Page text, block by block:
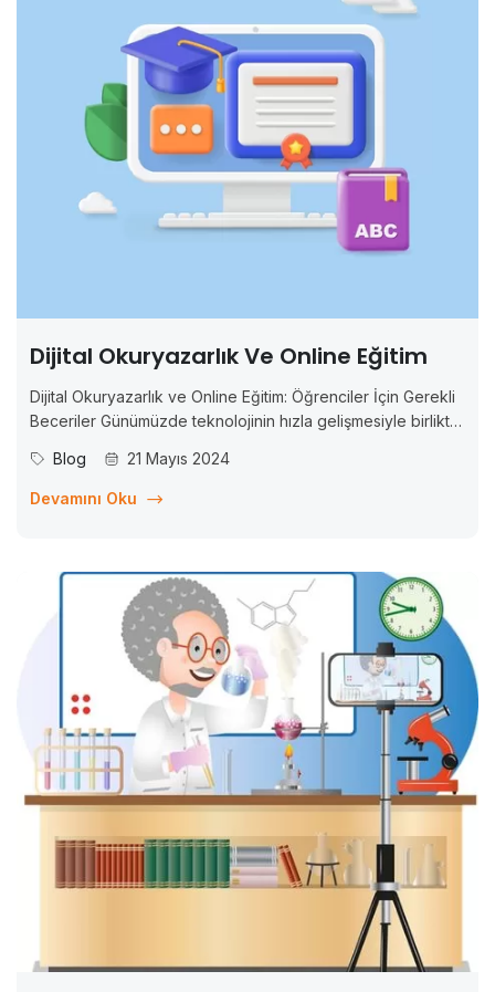
Dijital Okuryazarlık Ve Online Eğitim
Dijital Okuryazarlık ve Online Eğitim: Öğrenciler İçin Gerekli
Beceriler Günümüzde teknolojinin hızla gelişmesiyle birlikte,
gerçekleştirilmektedir. Bu dijitalleşme sürecinde,
öğrencilerin başarılı olmaları için gerekli olan becerilerin de
Blog 21 Mayıs 2024
Devamını Oku